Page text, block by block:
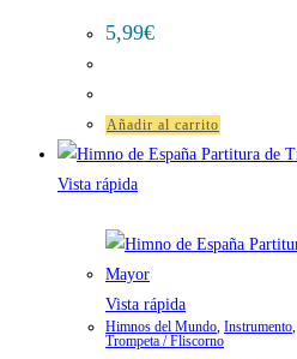
5,99€
Añadir al carrito
Vista rápida
Vista rápida
Himnos del Mundo, Instrumento,
Trompeta / Fliscorno